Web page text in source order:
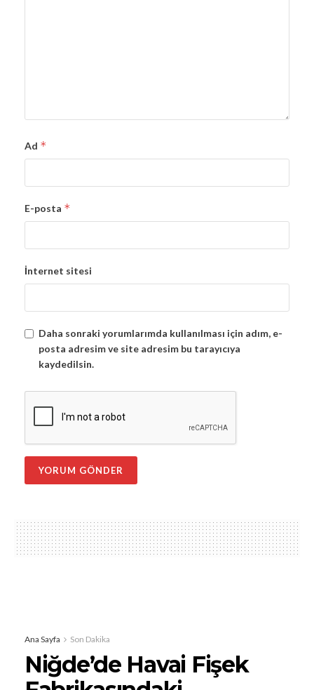
Ad *
E-posta *
İnternet sitesi
Daha sonraki yorumlarımda kullanılması için adım, e-
posta adresim ve site adresim bu tarayıcıya
kaydedilsin.
Ana Sayfa Son Dakika
Niğde’de Havai Fişek